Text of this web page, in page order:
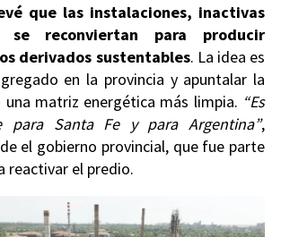
que las instalaciones, inactivas
se reconviertan para producir
derivados sustentables. La idea es
en la provincia y apuntalar la
una matriz energética más limpia. “Es
para Santa Fe y para Argentina”,
el gobierno provincial, que fue parte
reactivar el predio.